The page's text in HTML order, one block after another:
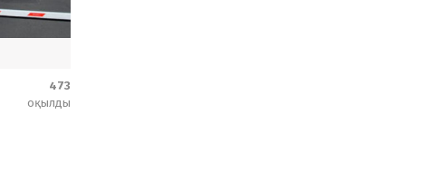
473
оқылды